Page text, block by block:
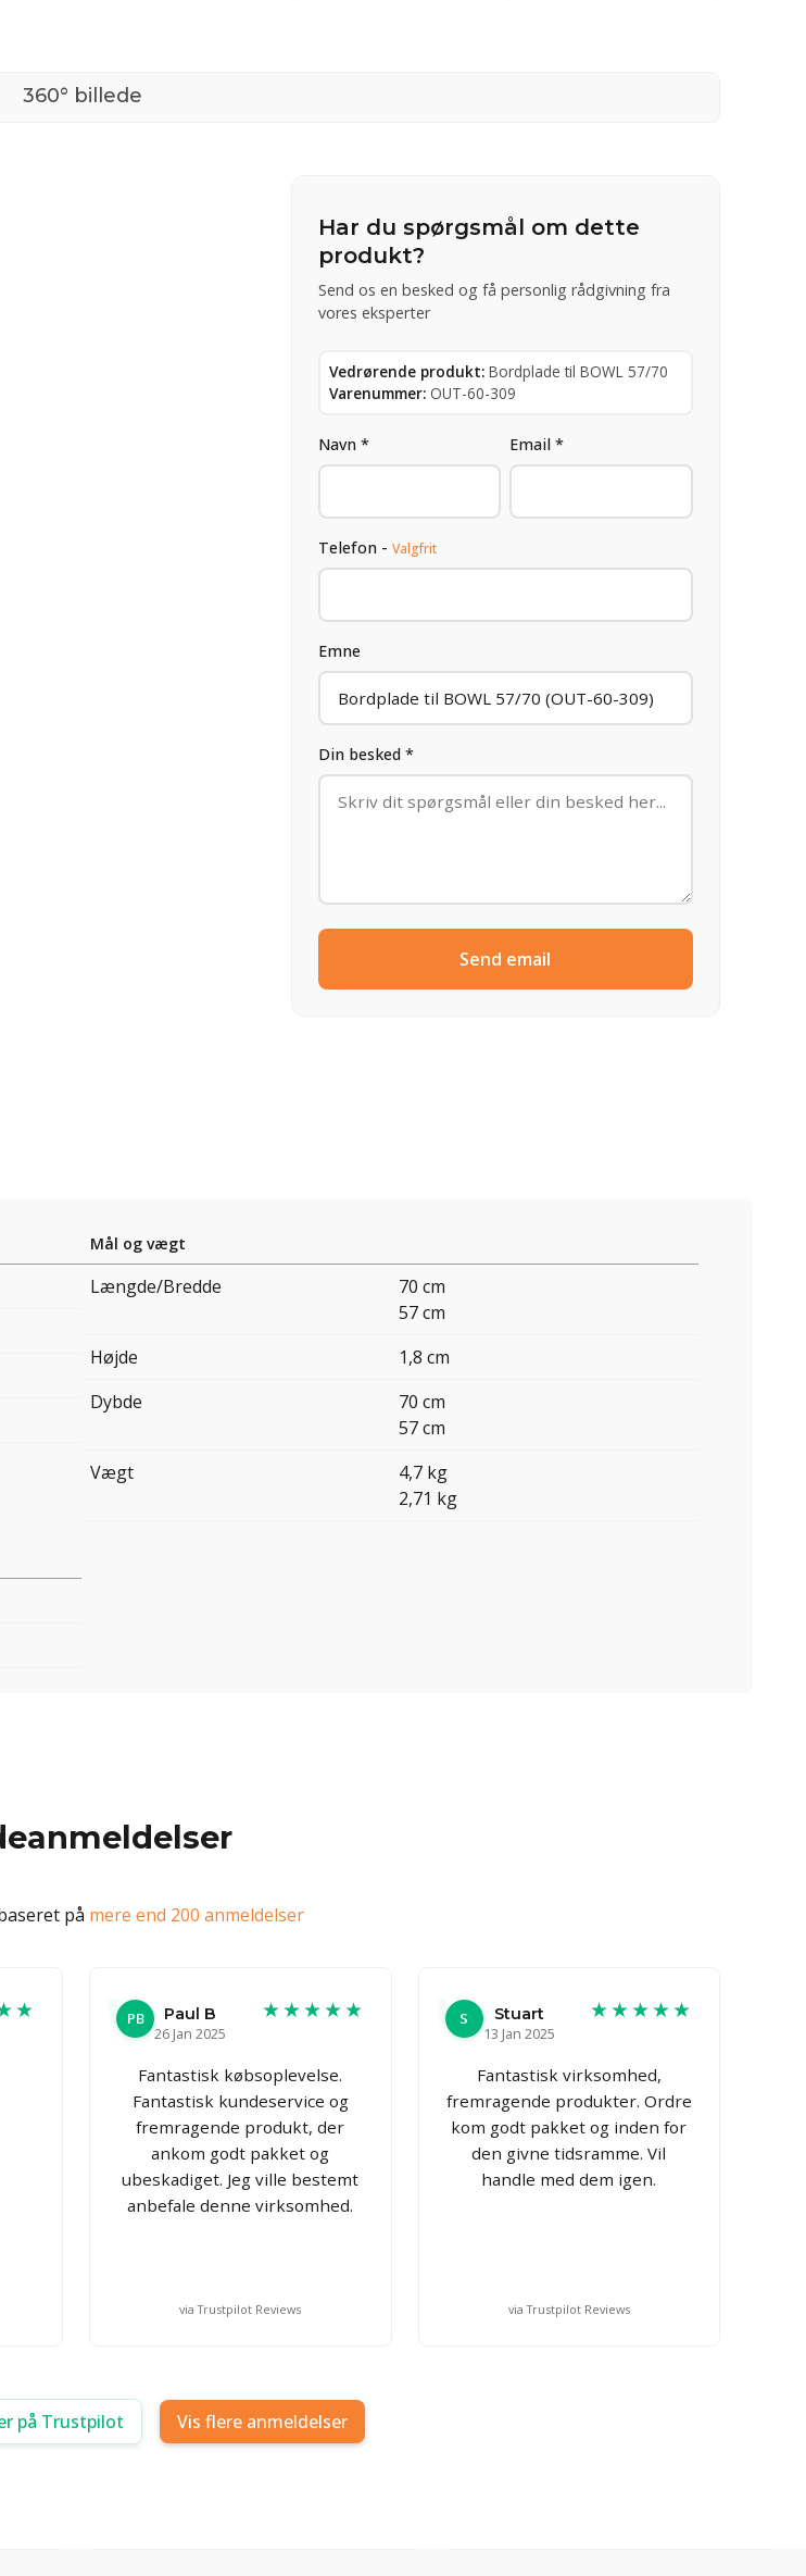
360° billede
Har du spørgsmål om dette
produkt?
Send os en besked og få personlig rådgivning fra
vores eksperter
Vedrørende produkt: Bordplade til BOWL 57/70
Varenummer: OUT-60-309
Navn * Email *
Telefon - Valgfrit
Emne
Din besked *
Send email
Mål og vægt
Længde/Bredde
70 cm
57 cm
Højde
1,8 cm
Dybde
70 cm
57 cm
Vægt
4,7 kg
2,71 kg
på mere end 200 anmeldelser
PB
Paul B
26 Jan 2025
★★★★★
Fantastisk købsoplevelse.
Fantastisk kundeservice og
fremragende produkt, der
ankom godt pakket og
ubeskadiget. Jeg ville bestemt
anbefale denne virksomhed.
via Trustpilot Reviews
S
Stuart
13 Jan 2025
★★★★★
Fantastisk virksomhed,
fremragende produkter. Ordre
kom godt pakket og inden for
den givne tidsramme. Vil
handle med dem igen.
via Trustpilot Reviews
på Trustpilot Vis flere anmeldelser